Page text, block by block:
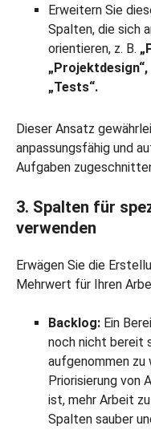
Erweitern Sie
Spalten, die sich
orientieren, z. B.
„Tests“.
Dieser Ansatz
anpassungsfähig und
Aufgaben
3. Spalten für
verwenden
Erwägen Sie die
Mehrwert für Ihren
Backlog: Ein
noch nicht bereit
aufgenommen zu
Priorisierung von
ist, mehr Arbeit
Spalten sauber